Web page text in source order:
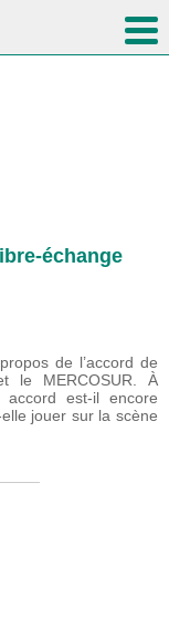
échange
de l’accord de
le MERCOSUR. À
accord est-il encore
jouer sur la scène